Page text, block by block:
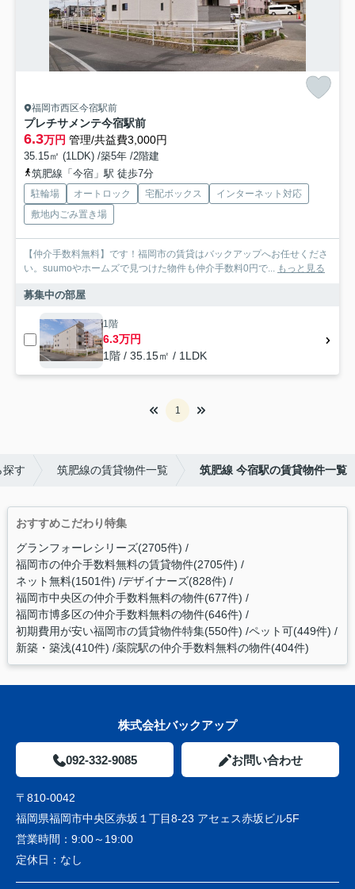
福岡市西区今宿駅前
プレチサメンテ今宿駅前
6.3万円 管理/共益費3,000円
35.15㎡ (1LDK) /築5年 /2階建
筑肥線「今宿」駅 徒歩7分
駐輪場 オートロック 宅配ボックス
インターネット対応
敷地内ごみ置き場
【仲介手数料無料】です！福岡市の賃貸はバックアップへお任せくださ
い。suumoやホームズで見つけた物件も仲介手数料0円で...
もっと見る
募集中の部屋
1階
6.3万円
1階 / 35.15㎡ / 1LDK
1
探す 筑肥線の賃貸物件一覧 筑肥線 今宿駅の賃貸物件一覧
おすすめこだわり特集
グランフォーレシリーズ(2705件)
福岡市の仲介手数料無料の賃貸物件(2705件)
ネット無料(1501件) デザイナーズ(828件)
福岡市中央区の仲介手数料無料の物件(677件)
福岡市博多区の仲介手数料無料の物件(646件)
初期費用が安い福岡市の賃貸物件特集(550件) ペット可(449件)
新築・築浅(410件) 薬院駅の仲介手数料無料の物件(404件)
株式会社バックアップ
092-332-9085 お問い合わせ
〒810-0042
福岡県福岡市中央区赤坂１丁目8-23 アセェス赤坂ビル5F
営業時間： 9:00～19:00
定休日： なし